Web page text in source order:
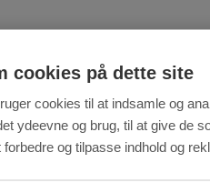
skadedyrsbekæmpelse i
med.
44eller brug
cookies på dette site
cookies til at indsamle og
ydeevne og brug, til at give de
forbedre og tilpasse indhold og